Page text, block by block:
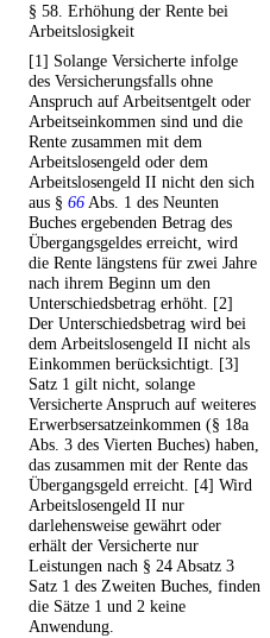
§ 58. Erhöhung der Rente bei
Arbeitslosigkeit
[1] Solange Versicherte infolge
des Versicherungsfalls ohne
Anspruch auf Arbeitsentgelt oder
Arbeitseinkommen sind und die
Rente zusammen mit dem
Arbeitslosengeld oder dem
Arbeitslosengeld II nicht den sich
aus § 66Abs. 1 des Neunten
Buches ergebenden Betrag des
Übergangsgeldes erreicht, wird
die Rente längstens für zwei Jahre
nach ihrem Beginn um den
Unterschiedsbetrag erhöht. [2]
Der Unterschiedsbetrag wird bei
dem Arbeitslosengeld II nicht als
Einkommen berücksichtigt. [3]
Satz 1 gilt nicht, solange
Versicherte Anspruch auf weiteres
Erwerbsersatzeinkommen (§ 18a
Abs. 3 des Vierten Buches) haben,
das zusammen mit der Rente das
Übergangsgeld erreicht. [4] Wird
Arbeitslosengeld II nur
darlehensweise gewährt oder
erhält der Versicherte nur
Leistungen nach § 24 Absatz 3
Satz 1 des Zweiten Buches, finden
die Sätze 1 und 2 keine
Anwendung.